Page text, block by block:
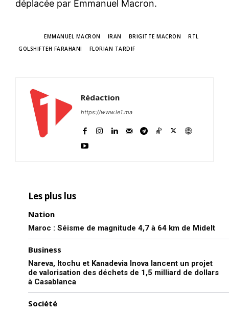
déplacée par Emmanuel Macron.
EMMANUEL MACRON IRAN BRIGITTE MACRON
RTL
GOLSHIFTEH FARAHANI
FLORIAN TARDIF
Rédaction
https://www.le1.ma
Les plus lus
Nation
Maroc : Séisme de magnitude 4,7 à 64 km de Midelt
Business
Nareva, Itochu et Kanadevia Inova lancent un projet
de valorisation des déchets de 1,5 milliard de dollars
à Casablanca
Société